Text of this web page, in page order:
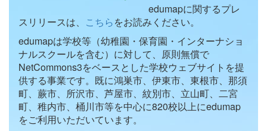
edumapに関するプレ
スリリースは、 こちらをお読みください。
edumapは学校等（幼稚園・保育園・インターナショ
ナルスクールを含む）に対して、原則無償で
NetCommons3をベースとした学校ウェブサイトを提
供する事業です。既に鴻巣市、伊東市、東根市、那須
町、蕨市、所沢市、芦屋市、紋別市、立山町、二宮
町、稚内市、桶川市等を中心に820校以上にedumap
をご利用いただいています。